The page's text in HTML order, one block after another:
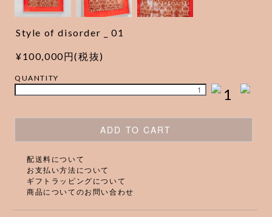
Style of disorder _ 01
¥100,000円(税抜)
QUANTITY
1
ADD TO CART
配送料について
お支払い方法について
ギフトラッピングについて
商品についてのお問い合わせ